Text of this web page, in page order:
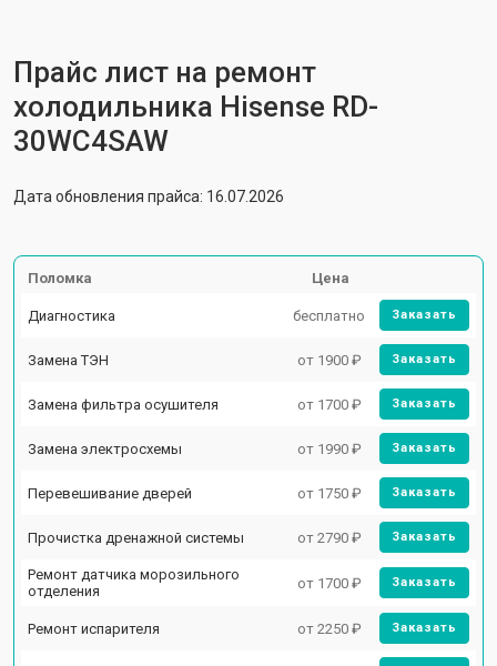
Прайс лист на ремонт
холодильника Hisense RD-
30WC4SAW
Дата обновления прайса: 16.07.2026
Поломка Цена
Диагностика бесплатно Заказать
Замена ТЭН от 1900 ₽ Заказать
Замена фильтра осушителя от 1700 ₽ Заказать
Замена электросхемы от 1990 ₽ Заказать
Перевешивание дверей от 1750 ₽ Заказать
Прочистка дренажной системы от 2790 ₽ Заказать
Ремонт датчика морозильного
отделения
от 1700 ₽ Заказать
Ремонт испарителя от 2250 ₽ Заказать